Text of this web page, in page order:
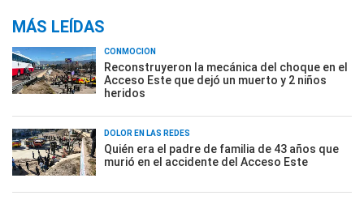
MÁS LEÍDAS
CONMOCIÓN
Reconstruyeron la mecánica del choque en el
Acceso Este que dejó un muerto y 2 niños
heridos
DOLOR EN LAS REDES
Quién era el padre de familia de 43 años que
murió en el accidente del Acceso Este